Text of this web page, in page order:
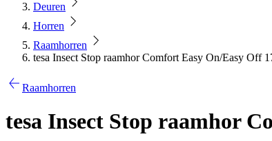
Deuren
Horren
Raamhorren
tesa Insect Stop raamhor Comfort Easy On/Easy Off
Raamhorren
tesa Insect Stop raamhor